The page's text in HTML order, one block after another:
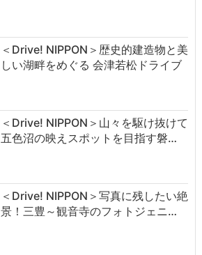
＜Drive! NIPPON＞歴史的建造物と美
しい湖畔をめぐる 会津若松ドライブ
＜Drive! NIPPON＞山々を駆け抜けて
五色沼の映えスポットを目指す磐…
＜Drive! NIPPON＞写真に残したい絶
景！三豊～観音寺のフォトジェニ…